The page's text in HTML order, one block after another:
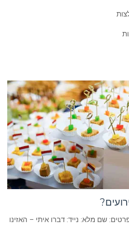
שם מלא: נייד: דברו איתי – האזינו